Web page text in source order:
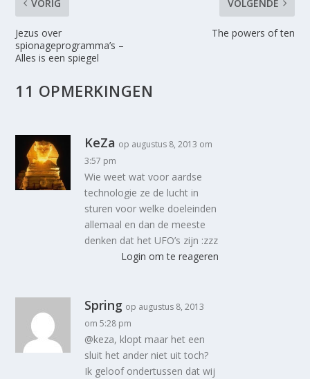
VORIG
Jezus over
spionageprogramma’s –
Alles is een spiegel
VOLGENDE
The powers of ten
11 OPMERKINGEN
KeZa op augustus 8, 2013 om
3:57 pm
Wie weet wat voor aardse
technologie ze de lucht in
sturen voor welke doeleinden
allemaal en dan de meeste
denken dat het UFO’s zijn :zzz
Login om te reageren
Spring op augustus 8, 2013
om 5:28 pm
@keza, klopt maar het een
sluit het ander niet uit toch?
Ik geloof ondertussen dat wij